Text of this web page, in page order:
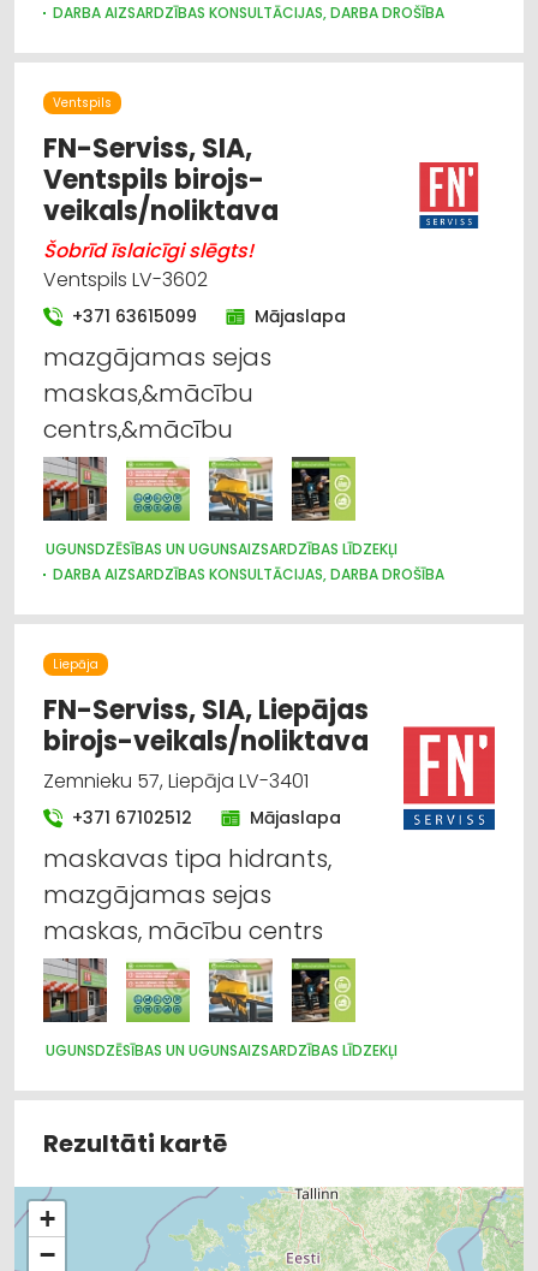
DARBA AIZSARDZĪBAS KONSULTĀCIJAS, DARBA DROŠĪBA
Ventspils
FN-Serviss, SIA,
Ventspils birojs-
veikals/noliktava
Šobrīd īslaicīgi slēgts!
Ventspils LV-3602
+371 63615099 Mājaslapa
mazgājamas sejas
maskas,&mācību
centrs,&mācību
UGUNSDZĒSĪBAS UN UGUNSAIZSARDZĪBAS LĪDZEKĻI
DARBA AIZSARDZĪBAS KONSULTĀCIJAS, DARBA DROŠĪBA
Liepāja
FN-Serviss, SIA, Liepājas
birojs-veikals/noliktava
Zemnieku 57, Liepāja LV-3401
+371 67102512 Mājaslapa
maskavas tipa hidrants,
mazgājamas sejas
maskas, mācību centrs
UGUNSDZĒSĪBAS UN UGUNSAIZSARDZĪBAS LĪDZEKĻI
Rezultāti kartē
+
−